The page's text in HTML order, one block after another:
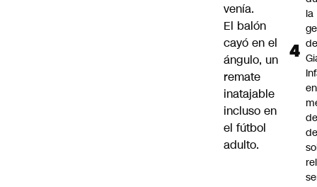
venía.
El balón
cayó en el
ángulo, un
remate
inatajable
incluso en
el fútbol
adulto.
la
de
en
de